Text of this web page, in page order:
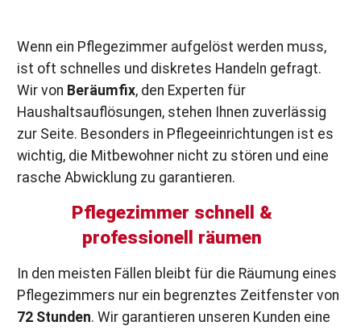
Wenn ein Pflegezimmer aufgelöst werden muss,
ist oft schnelles und diskretes Handeln gefragt.
Wir von Beräumfix, den Experten für
Haushaltsauflösungen, stehen Ihnen zuverlässig
zur Seite. Besonders in Pflegeeinrichtungen ist es
wichtig, die Mitbewohner nicht zu stören und eine
rasche Abwicklung zu garantieren.
Pflegezimmer schnell &
professionell räumen
In den meisten Fällen bleibt für die Räumung eines
Pflegezimmers nur ein begrenztes Zeitfenster von
72 Stunden. Wir garantieren unseren Kunden eine